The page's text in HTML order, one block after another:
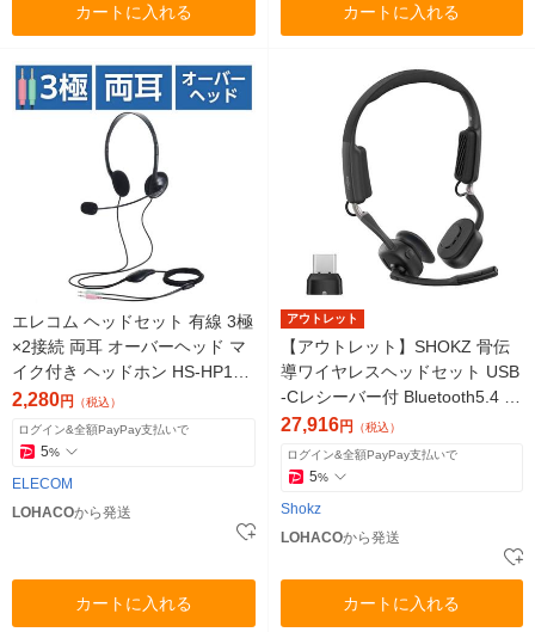
カートに入れる カートに入れる
エレコム ヘッドセット 有線 3極
×2接続 両耳 オーバーヘッド マ
イク付き ヘッドホン HS-HP14S
BK 1個
2,280円 （税込）
ログイン&全額PayPay支払いで
5%
ELECOM
LOHACOから発送
カートに入れる
アウトレット
【アウトレット】SHOKZ 骨伝
導ワイヤレスヘッドセット USB
-Cレシーバー付 Bluetooth5.4 オ
フィス向け OpenMeet
27,916円 （税込）
ログイン&全額PayPay支払いで
5%
Shokz
LOHACOから発送
カートに入れる